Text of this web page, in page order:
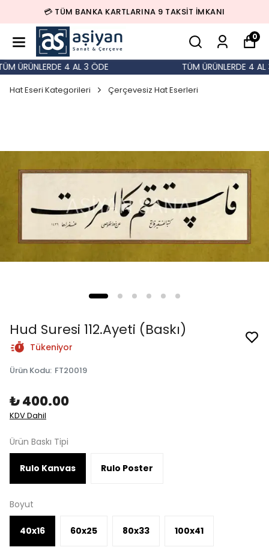
💳 TÜM BANKA KARTLARINA 9 TAKSİT İMKANI
0
ÜRÜNLERDE 4 AL 3 ÖDE TÜM ÜRÜNLERDE 4 AL
Hat Eseri Kategorileri Çerçevesiz Hat Eserleri
Hud Suresi 112.Ayeti (Baskı)
Tükeniyor
Ürün Kodu: FT20019
₺ 400.00
KDV Dahil
Ürün Baskı Tipi
Rulo Kanvas Rulo Poster
Boyut
40x16 60x25 80x33 100x41